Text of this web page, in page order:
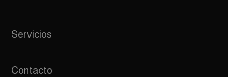
Servicios
Contacto